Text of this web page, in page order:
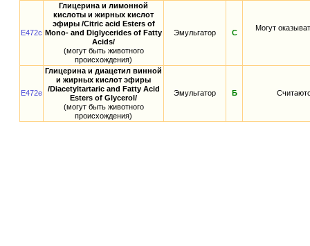
E472c
Глицерина и лимонной
кислоты и жирных кислот
эфиры /Citric acid Esters of
Mono- and Diglycerides of Fatty
Acids/
(могут быть животного
происхождения)
Эмульгатор С
Могут
E472e
Глицерина и диацетил винной
и жирных кислот эфиры
/Diacetyltartaric and Fatty Acid
Esters of Glycerol/
(могут быть животного
происхождения)
Эмульгатор Б